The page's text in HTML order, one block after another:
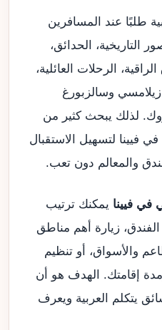
طلبًا عند المسافرين
التاريخية، الحدائق،
الرحلات العائلية،
زيلامسي وسالزبورغ
لذلك يبحث كثير من
فيينا لتسهيل الاستقبال
والمعالم دون تعب.
فيينا يمكنك ترتيب
زيارة أهم مناطق
والأسواق، أو تنظيم
إقامتك. الهدف هو أن
يتكلم العربية ويعرف